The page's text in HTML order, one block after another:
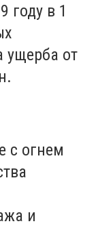
году в 1
ущерба от
с огнем
и